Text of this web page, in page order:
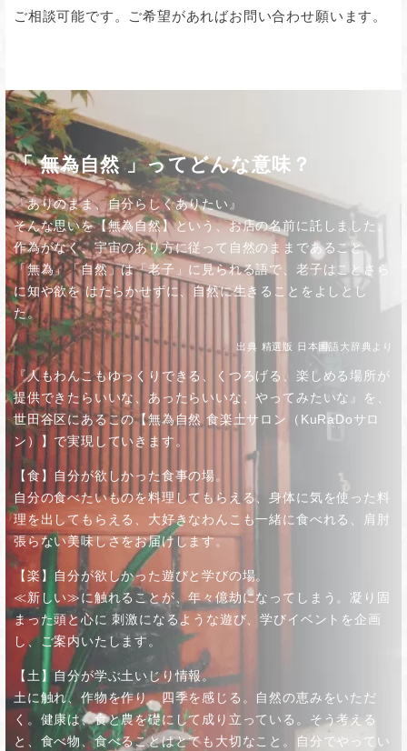
ご相談可能です。ご希望があればお問い合わせ願います。
「 無為自然 」ってどんな意味？
『ありのまま、自分らしくありたい』
そんな思いを【無為自然】という、お店の名前に託しました。
作為がなく、宇宙のあり方に従って自然のままであること。
「無為」「自然」は「老子」に見られる語で、老子はことさら
に知や欲を はたらかせずに、自然に生きることをよしとし
た。
出典 精選版 日本国語大辞典より
『人もわんこもゆっくりできる、くつろげる、楽しめる場所が
提供できたらいいな、あったらいいな、やってみたいな』を、
世田谷区にあるこの【無為自然 食楽土サロン（KuRaDoサロ
ン）】で実現していきます。
【食】自分が欲しかった食事の場。
自分の食べたいものを料理してもらえる、身体に気を使った料
理を出してもらえる、大好きなわんこも一緒に食べれる、肩肘
張らない美味しさをお届けします。
【楽】自分が欲しかった遊びと学びの場。
≪新しい≫に触れることが、年々億劫になってしまう。凝り固
まった頭と心に 刺激になるような遊び、学びイベントを企画
し、ご案内いたします。
【土】自分が学ぶ土いじり情報。
土に触れ、作物を作り、四季を感じる。自然の恵みをいただ
く。健康は、食と農を礎にして成り立っている。そう考える
と、食べ物、食べることはとても大切なこと。自分でやってい